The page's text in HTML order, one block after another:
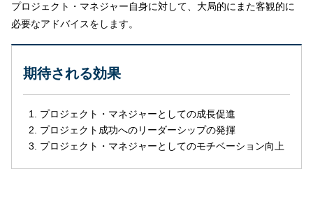
プロジェクト・マネジャー自身に対して、大局的にまた客観的に
必要なアドバイスをします。
期待される効果
プロジェクト・マネジャーとしての成長促進
プロジェクト成功へのリーダーシップの発揮
プロジェクト・マネジャーとしてのモチベーション向上